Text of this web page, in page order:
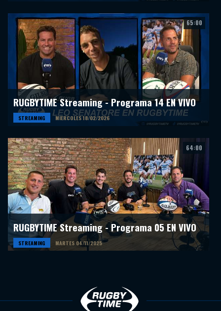
65:00
RUGBYTIME Streaming - Programa 14 EN VIVO
STREAMING MIERCOLES 18/02/2026
64:00
RUGBYTIME Streaming - Programa 05 EN VIVO
STREAMING MARTES 04/11/2025